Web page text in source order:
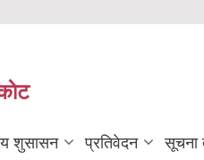
शुसासन प्रतिवेदन सूचना